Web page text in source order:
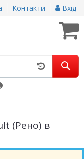
Контакти Вхід
(Рено) в